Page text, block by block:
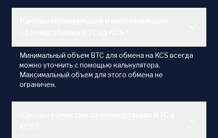
Минимальный объем BTC для обмена на KCS всегда
можно уточнить с помощью калькулятора.
Максимальный объем для этого обмена не
ограничен.